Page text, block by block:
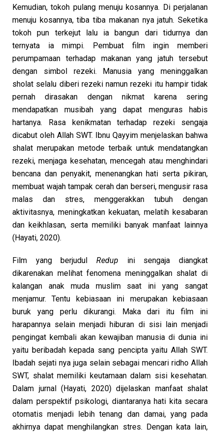
Kemudian, tokoh pulang menuju kosannya. Di perjalanan
menuju kosannya, tiba tiba makanan nya jatuh. Seketika
tokoh pun terkejut lalu ia bangun dari tidurnya dan
ternyata ia mimpi. Pembuat film ingin memberi
perumpamaan terhadap makanan yang jatuh tersebut
dengan simbol rezeki. Manusia yang meninggalkan
sholat selalu diberi rezeki namun rezeki itu hampir tidak
pernah dirasakan dengan nikmat karena sering
mendapatkan musibah yang dapat menguras habis
hartanya. Rasa kenikmatan terhadap rezeki sengaja
dicabut oleh Allah SWT. Ibnu Qayyim menjelaskan bahwa
shalat merupakan metode terbaik untuk mendatangkan
rezeki, menjaga kesehatan, mencegah atau menghindari
bencana dan penyakit, menenangkan hati serta pikiran,
membuat wajah tampak cerah dan berseri, mengusir rasa
malas dan stres, menggerakkan tubuh dengan
aktivitasnya, meningkatkan kekuatan, melatih kesabaran
dan keikhlasan, serta memiliki banyak manfaat lainnya
(Hayati, 2020).
Film yang berjudul Redup ini sengaja diangkat
dikarenakan melihat fenomena meninggalkan shalat di
kalangan anak muda muslim saat ini yang sangat
menjamur. Tentu kebiasaan ini merupakan kebiasaan
buruk yang perlu dikurangi. Maka dari itu film ini
harapannya selain menjadi hiburan di sisi lain menjadi
pengingat kembali akan kewajiban manusia di dunia ini
yaitu beribadah kepada sang pencipta yaitu Allah SWT.
Ibadah sejati nya juga selain sebagai mencari ridho Allah
SWT, shalat memiliki keutamaan dalam sisi kesehatan.
Dalam jurnal (Hayati, 2020) dijelaskan manfaat shalat
dalam perspektif psikologi, diantaranya hati kita secara
otomatis menjadi lebih tenang dan damai, yang pada
akhirnya dapat menghilangkan stres. Dengan kata lain,